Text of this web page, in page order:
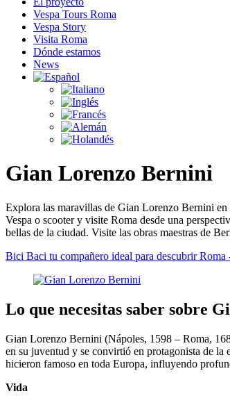
Vespa Tours Roma
Vespa Story
Visita Roma
Dónde estamos
News
Gian Lorenzo Bernini
Explora las maravillas de Gian Lorenzo Bernini
Vespa o scooter y visite Roma desde una
bellas de la ciudad. Visite las obras maestras de
Bici Baci tu compañero ideal para descubrir
Lo que necesitas saber sobre
Gian Lorenzo Bernini (Nápoles, 1598 – Roma,
en su juventud y se convirtió en protagonista de
hicieron famoso en toda Europa, influyendo
Vida